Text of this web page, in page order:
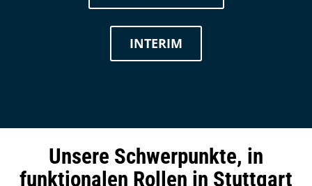
INTERIM
Einleitung
Unsere Schwerpunkte, in
funktionalen Rollen in Stuttgart